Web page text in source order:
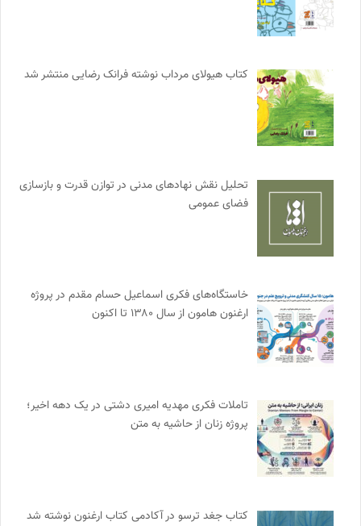
کتاب هیولای مرداب نوشته فرانک رضایی منتشر شد
تحلیل نقش نهادهای مدنی در توازن قدرت و بازسازی
فضای عمومی
خاستگاه‌های فکری اسماعیل حسام مقدم در پروژه
ارغنون هامون از سال ۱۳۸۰ تا اکنون
تاملات فکری مهدیه امیری دشتی در یک دهه اخیر؛
پروژه زنان از حاشیه به متن
کتاب جغد ترسو در آکادمی کتاب ارغنون نوشته شد